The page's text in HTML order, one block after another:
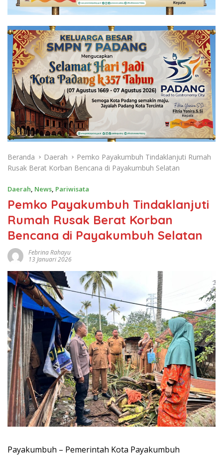
Beranda Daerah
Pemko Payakumbuh Tindaklanjuti Rumah
Rusak Berat Korban Bencana di Payakumbuh Selatan
Daerah, News, Pariwisata
Pemko Payakumbuh Tindaklanjuti
Rumah Rusak Berat Korban
Bencana di Payakumbuh Selatan
Febrina Rahayu
13 Januari 2026
Payakumbuh – Pemerintah Kota Payakumbuh